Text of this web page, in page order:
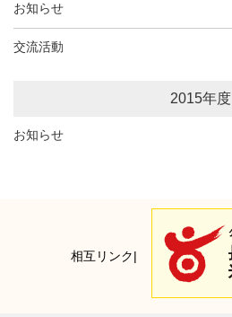
お知らせ
交流活動
2015年度
お知らせ
相互リンク